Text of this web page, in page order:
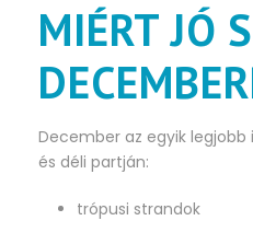
MIÉRT JÓ
December az egyik legjobb
és déli partján:
trópusi strandok